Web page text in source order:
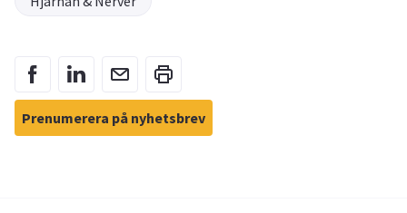
Prenumerera på nyhetsbrev